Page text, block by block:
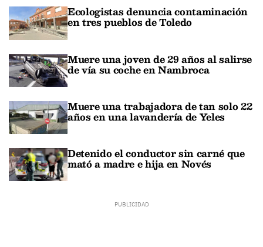
Ecologistas denuncia contaminación
en tres pueblos de Toledo
Muere una joven de 29 años al salirse
de vía su coche en Nambroca
Muere una trabajadora de tan solo 22
años en una lavandería de Yeles
Detenido el conductor sin carné que
mató a madre e hija en Novés